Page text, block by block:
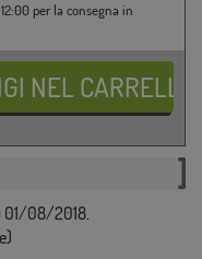
per la consegna in
01/08/2018.